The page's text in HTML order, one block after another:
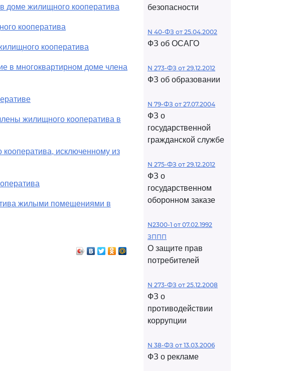
жилищного кооператива
кооператива
кооператива
в многоквартирном доме члена
жилищного кооператива в
исключенному из
жилыми помещениями в
безопасности
N 40-ФЗ от 25.04.2002
ФЗ об ОСАГО
N 273-ФЗ от 29.12.2012
ФЗ об образовании
N 79-ФЗ от 27.07.2004
ФЗ о
государственной
гражданской службе
N 275-ФЗ от 29.12.2012
ФЗ о
государственном
оборонном заказе
N2300-1 от 07.02.1992
ЗППП
О защите прав
потребителей
N 273-ФЗ от 25.12.2008
ФЗ о
противодействии
коррупции
N 38-ФЗ от 13.03.2006
ФЗ о рекламе